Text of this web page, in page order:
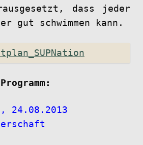
dass jeder
gut schwimmen kann.
24.08.2013